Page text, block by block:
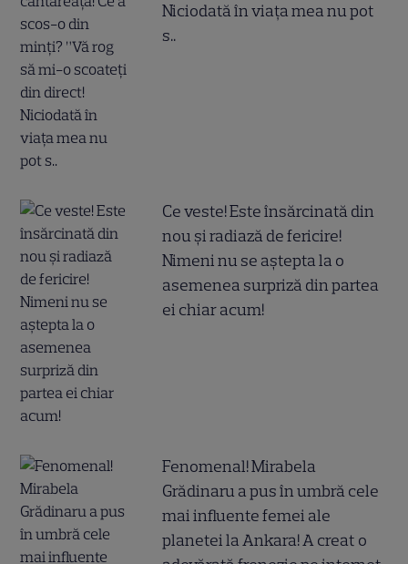
Niciodată în viața mea nu pot
s..
Ce veste! Este însărcinată din
nou și radiază de fericire!
Nimeni nu se aștepta la o
asemenea surpriză din partea
ei chiar acum!
Fenomenal! Mirabela
Grădinaru a pus în umbră cele
mai influente femei ale
planetei la Ankara! A creat o